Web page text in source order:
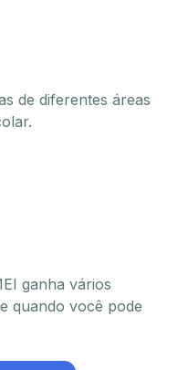
de diferentes áreas
ganha vários
quando você pode